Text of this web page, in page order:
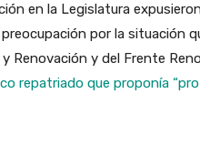
en la Legislatura
por la situación
Renovación y del Frente
repatriado que proponía